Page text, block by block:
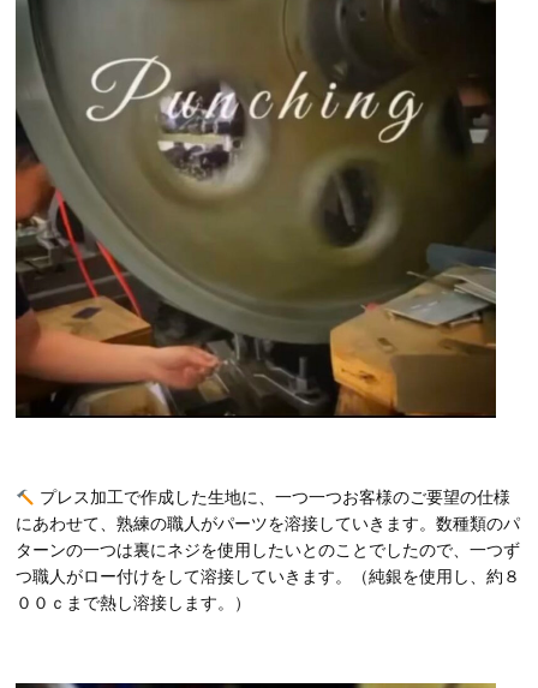
プレス加工で作成した生地に、一つ一つお客様のご要望の仕様
にあわせて、熟練の職人がパーツを溶接していきます。数種類のパ
ターンの一つは裏にネジを使用したいとのことでしたので、一つず
つ職人がロー付けをして溶接していきます。（純銀を使用し、約８
００ｃまで熱し溶接します。）